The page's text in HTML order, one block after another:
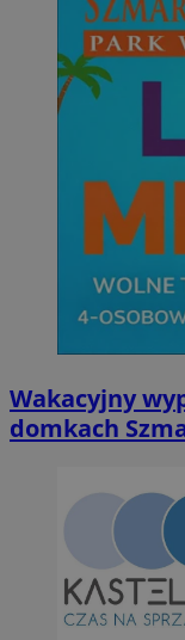
Wakacyjny
domkach